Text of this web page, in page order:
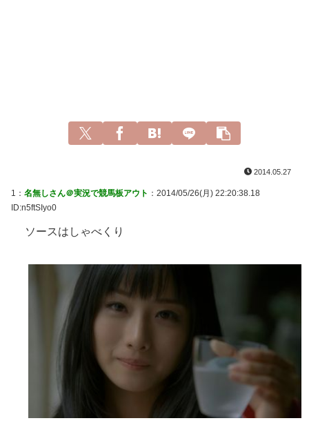
2014.05.27
1： 名無しさん＠実況で競馬板アウト ：2014/05/26(月) 22:20:38.18
ID:n5ftSIyo0
ソースはしゃべくり